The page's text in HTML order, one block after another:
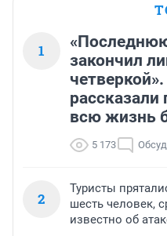
1
закончил
всю жизнь
5 173
2
Туристы
шесть человек,
известно об